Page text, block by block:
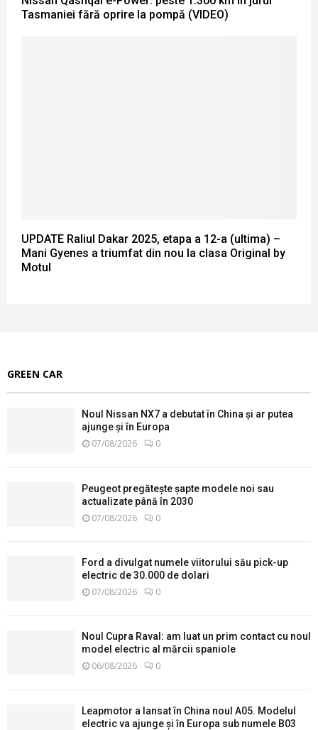
Tasmaniei fără oprire la pompă (VIDEO)
UPDATE Raliul Dakar 2025, etapa a 12-a (ultima) –
Mani Gyenes a triumfat din nou la clasa Original by
Motul
GREEN CAR
Noul Nissan NX7 a debutat în China și ar putea
ajunge și în Europa
07/08/2026 0
Peugeot pregătește șapte modele noi sau
actualizate până în 2030
07/08/2026 0
Ford a divulgat numele viitorului său pick-up
electric de 30.000 de dolari
07/08/2026 0
Noul Cupra Raval: am luat un prim contact cu noul
model electric al mărcii spaniole
06/08/2026 0
Leapmotor a lansat în China noul A05. Modelul
electric va ajunge și în Europa sub numele B03